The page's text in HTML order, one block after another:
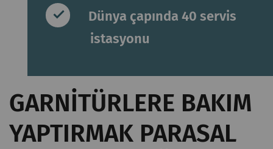
Dünya çapında 40 servis
istasyonu
GARNITÜRLERE BAKIM
YAPTIRMAK PARASAL